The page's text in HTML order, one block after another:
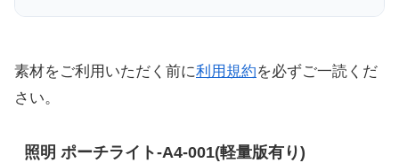
素材をご利用いただく前に利用規約を必ずご一読くだ
さい。
照明 ポーチライト-A4-001(軽量版有り)